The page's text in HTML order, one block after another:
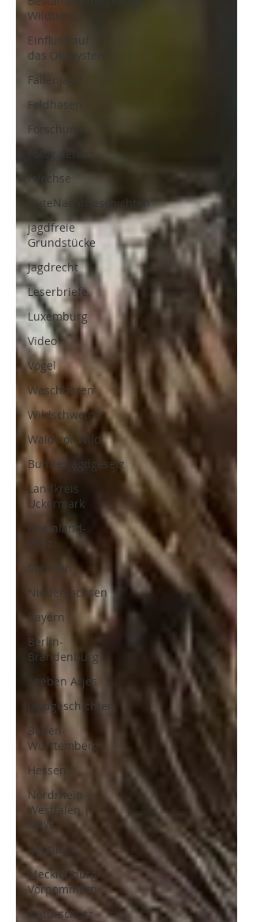
Wildtiere
Einfluss auf
das Ökosystem
Fallenjagd
Feldhasen
Forschung
Fotogalerien
Fuechse
GuteNachtGeschichten
jagdfreie
Grundstücke
Jagdrecht
Leserbriefe
Luxemburg
Video
Vögel
Waschbären
Wildschweine
Wald vor Wild
Bundesjagdgesetz
Landkreis
Uckermark
Rheinland-
Pfalz
Sachsen
Niedersachsen
Bayern
Berlin-
Brandenburg
Seeben Arjes
Jagdgeschichten
Baden-
Württemberg
Hessen
Nordrhein-
Westfalen |
NRW
Reptilien
Mecklenburg-
Vorpommern
Naturschutz